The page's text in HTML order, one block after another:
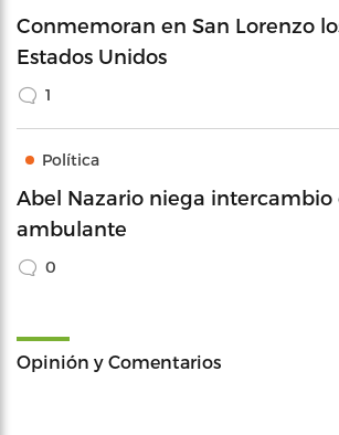
Conmemoran en San Lorenzo
Estados Unidos
1
Política
Abel Nazario niega intercambio
ambulante
0
Opinión y Comentarios